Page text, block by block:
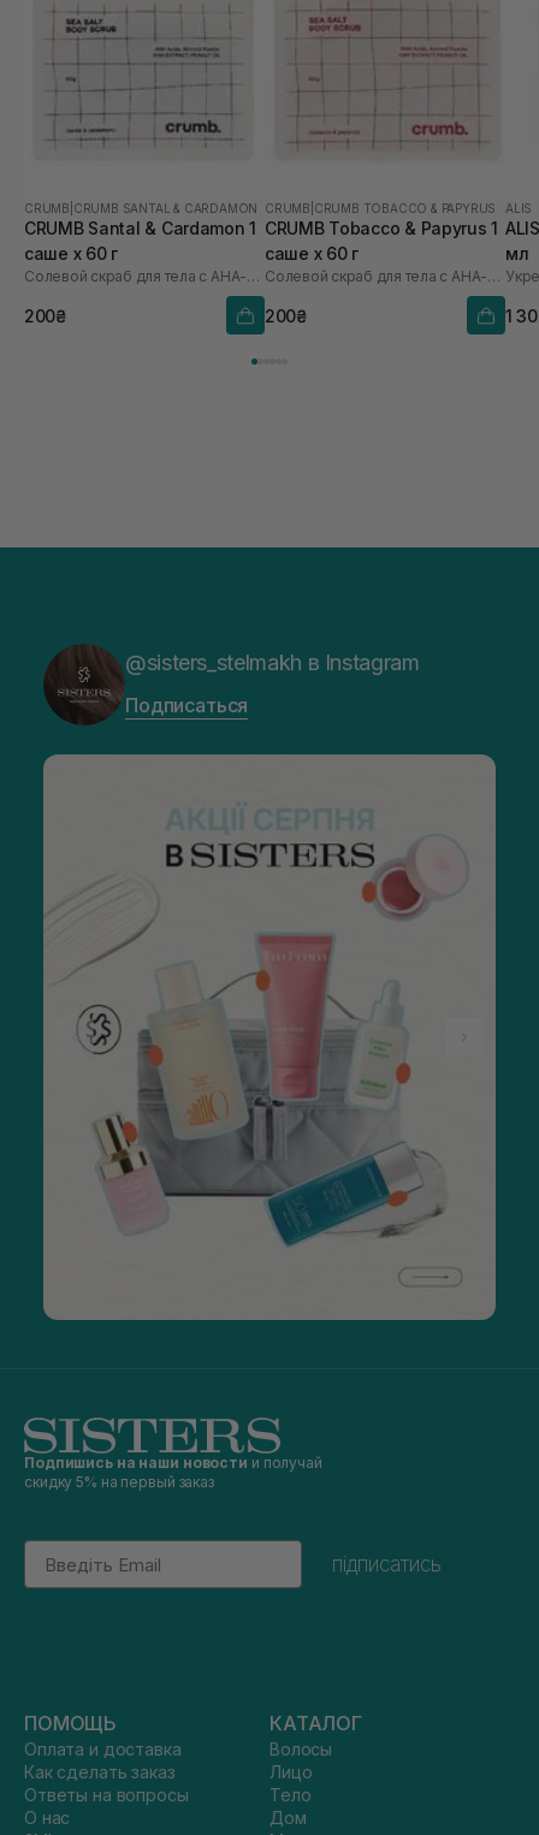
CRUMB CRUMB SANTAL & CARDAMON
CRUMB Santal & Cardamon 1
саше х 60 г
Солевой скраб для тела с AHA-кислотами
200₴
CRUMB CRUMB TOBACCO & PAPYRUS
CRUMB Tobacco & Papyrus 1
саше х 60 г
Солевой скраб для тела с AHA-кислотами
200₴
ALIS
мл
1
@sisters_stelmakh в Instagram
Подписаться
Подпишись на наши новости и получай
скидку 5% на первый заказ
Email
підписатись
ПОМОЩЬ
Оплата и доставка
Как сделать заказ
Ответы на вопросы
О нас
КАТАЛОГ
Волосы
Лицо
Тело
Дом